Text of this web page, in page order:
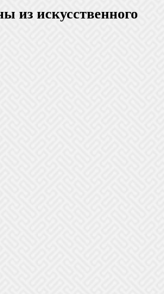
из искусственного